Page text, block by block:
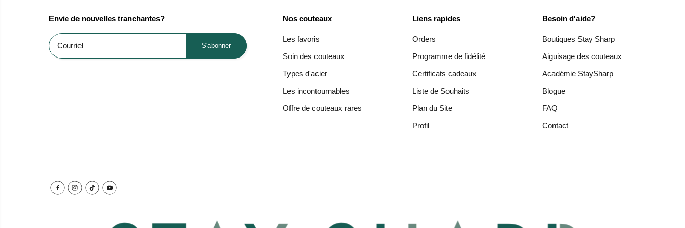
Envie de nouvelles tranchantes?
S'abonner
Nos couteaux
Les favoris
Soin des couteaux
Types d'acier
Les incontournables
Offre de couteaux rares
Liens rapides
Orders
Programme de fidélité
Certificats cadeaux
Liste de Souhaits
Plan du Site
Profil
Besoin d'aide?
Boutiques Stay Sharp
Aiguisage des couteaux
Académie StaySharp
Blogue
FAQ
Contact